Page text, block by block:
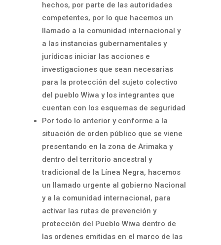
hechos, por parte de las autoridades
competentes, por lo que hacemos un
llamado a la comunidad internacional y
a las instancias gubernamentales y
jurídicas iniciar las acciones e
investigaciones que sean necesarias
para la protección del sujeto colectivo
del pueblo Wiwa y los integrantes que
cuentan con los esquemas de seguridad
Por todo lo anterior y conforme a la
situación de orden público que se viene
presentando en la zona de Arimaka y
dentro del territorio ancestral y
tradicional de la Línea Negra, hacemos
un llamado urgente al gobierno Nacional
y a la comunidad internacional, para
activar las rutas de prevención y
protección del Pueblo Wiwa dentro de
las ordenes emitidas en el marco de las